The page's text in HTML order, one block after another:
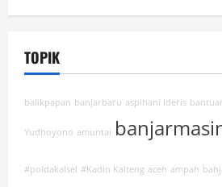
TOPIK
balikpapan banjarbaru aspihani ideris
Yudhoyono amuntai
#poldakalsel #Kadin Kalteng aceh ampah